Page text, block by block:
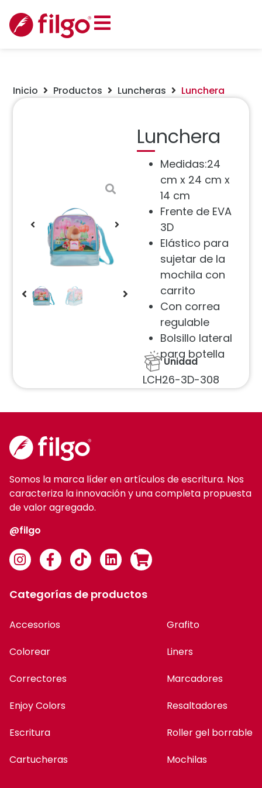
Inicio Productos Luncheras Lunchera
Lunchera
Medidas:24
cm x 24 cm x
14 cm
Frente de EVA
3D
Elástico para
sujetar de la
mochila con
carrito
Con correa
regulable
Bolsillo lateral
para botella
Unidad
LCH26-3D-308
Somos la marca líder en artículos de escritura. Nos
caracteriza la innovación y una completa propuesta
de valor agregado.
@filgo
Categorías de productos
Accesorios
Colorear
Correctores
Enjoy Colors
Escritura
Cartucheras
Grafito
Liners
Marcadores
Resaltadores
Roller gel borrable
Mochilas